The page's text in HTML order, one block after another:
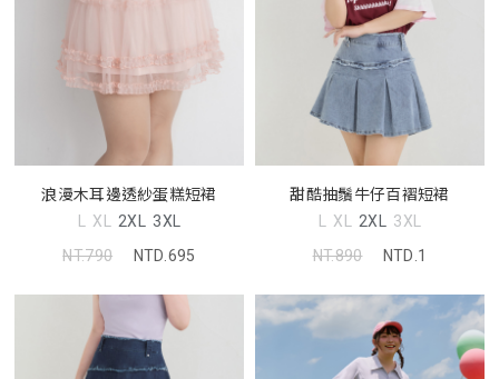
浪漫木耳邊透紗蛋糕短裙
L XL 2XL 3XL
NT.790
NTD.695
甜酷抽鬚牛仔百褶短裙
L XL 2XL 3XL
NT.890
NTD.1